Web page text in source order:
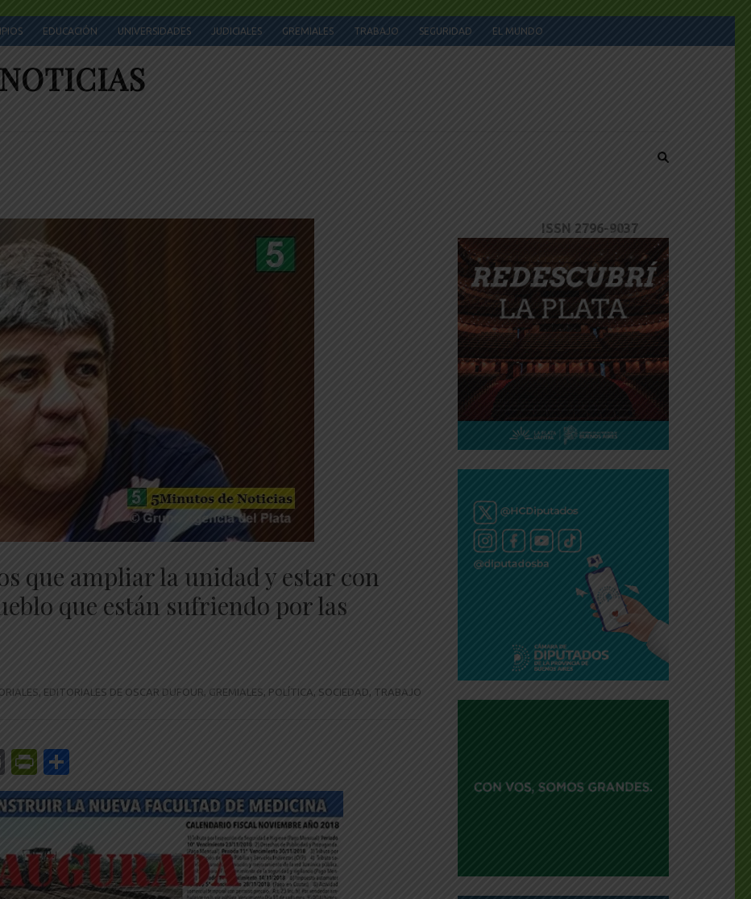
EDUCACIÓN UNIVERSIDADES JUDICIALES GREMIALES TRABAJO SEGURIDAD EL MUNDO
que ampliar la unidad y estar con
que están sufriendo por las
, EDITORIALES DE OSCAR DUFOUR , GREMIALES, POLÍTICA , SOCIEDAD, TRABAJO
EmailPrintFriendly
ISSN 2796-9037